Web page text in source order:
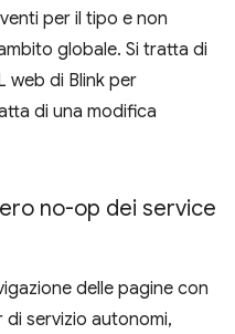
per il tipo e non
globale. Si tratta di
web di Blink per
di una modifica
no-op dei service
delle pagine con
servizio autonomi,